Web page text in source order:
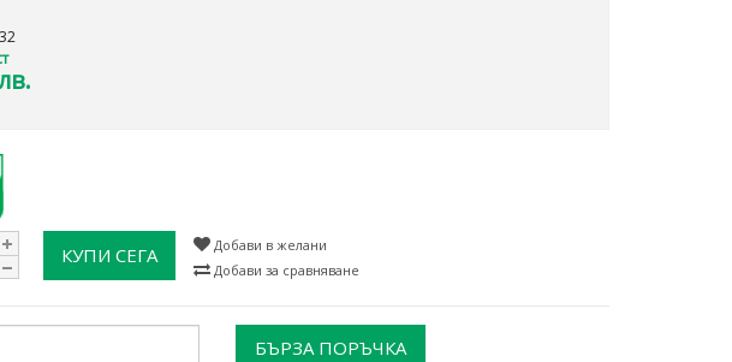
КУПИ СЕГА
Добави в желани
Добави за сравняване
БЪРЗА ПОРЪЧКА